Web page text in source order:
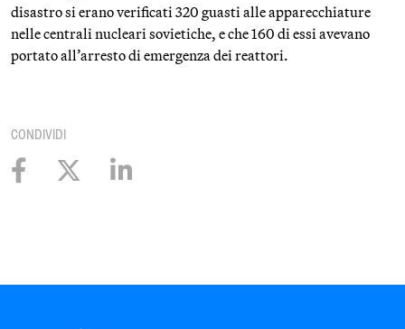
disastro si erano verificati 320 guasti alle apparecchiature
nelle centrali nucleari sovietiche, e che 160 di essi avevano
portato all’arresto di emergenza dei reattori.
CONDIVIDI